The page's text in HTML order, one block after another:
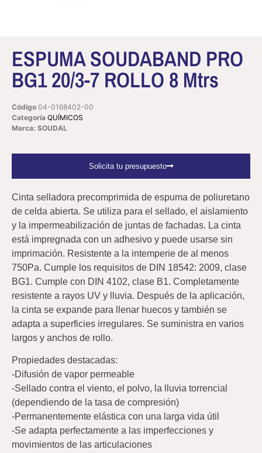
ESPUMA SOUDABAND PRO
BG1 20/3-7 ROLLO 8 Mtrs
Código 04-0168402-00
Categoría QUÍMICOS
Marca: SOUDAL
Solicita tu presupuesto
Cinta selladora precomprimida de espuma de poliuretano
de celda abierta. Se utiliza para el sellado, el aislamiento
y la impermeabilización de juntas de fachadas. La cinta
está impregnada con un adhesivo y puede usarse sin
imprimación. Resistente a la intemperie de al menos
750Pa. Cumple los requisitos de DIN 18542: 2009, clase
BG1. Cumple con DIN 4102, clase B1. Completamente
resistente a rayos UV y lluvia. Después de la aplicación,
la cinta se expande para llenar huecos y también se
adapta a superficies irregulares. Se suministra en varios
largos y anchos de rollo.
Propiedades destacadas:
-Difusión de vapor permeable
-Sellado contra el viento, el polvo, la lluvia torrencial
(dependiendo de la tasa de compresión)
-Permanentemente elástica con una larga vida útil
-Se adapta perfectamente a las imperfecciones y
movimientos de las articulaciones